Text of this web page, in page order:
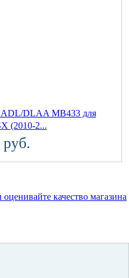
DLAA MB433 для
(2010-2...